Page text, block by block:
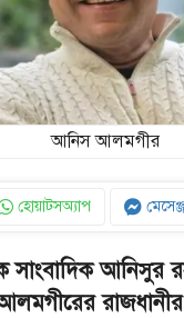
আনিস আলমগীর
হোয়াটসঅ্যাপ
সাংবাদিক আনিসুর
রাজধানীর